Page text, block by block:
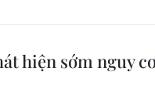
hiện sớm nguy